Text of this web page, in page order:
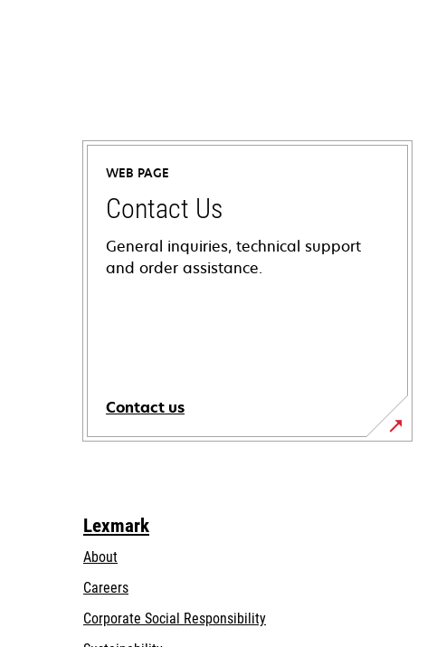
WEB PAGE
Contact Us
General inquiries, technical support
and order assistance.
Contact us
Lexmark
About
Careers
Corporate Social Responsibilityopens